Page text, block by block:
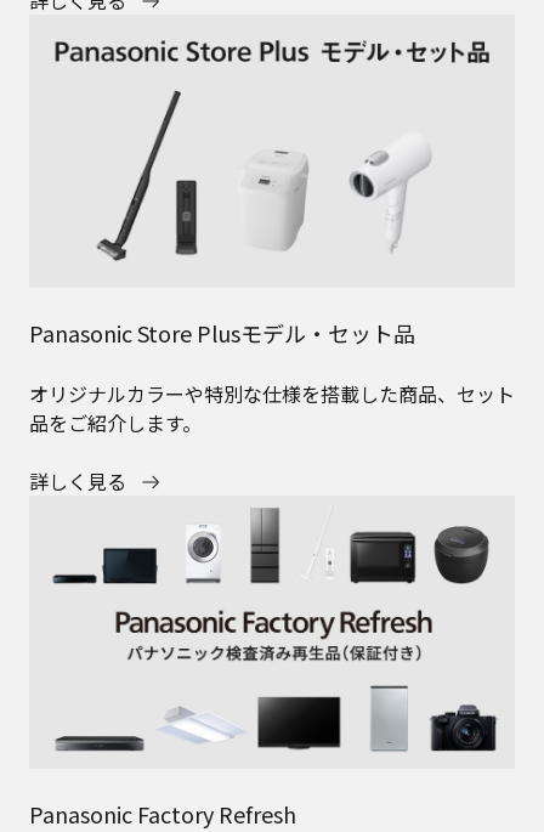
Panasonic Store Plusモデル・セット品
オリジナルカラーや特別な仕様を搭載した商品、セット
品をご紹介します。
詳しく見る
Panasonic Factory Refresh